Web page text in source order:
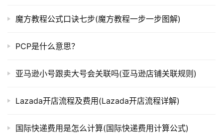
魔方教程公式口诀七步(魔方教程一步一步图解)
PCP是什么意思？
亚马逊小号跟卖大号会关联吗(亚马逊店铺关联规则)
Lazada开店流程及费用(Lazada开店流程详解)
国际快递费用是怎么计算(国际快递费用计算公式)